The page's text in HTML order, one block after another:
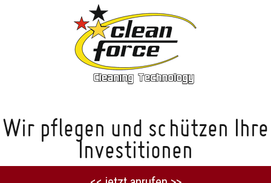
Wir pflegen und schützen Ihre
Investitionen